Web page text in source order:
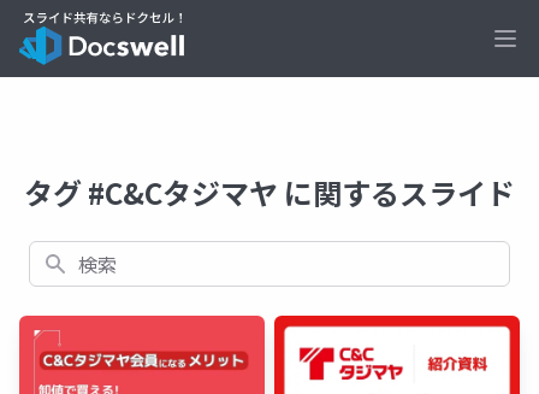
タグ #C&Cタジマヤ に関するスライド
検索